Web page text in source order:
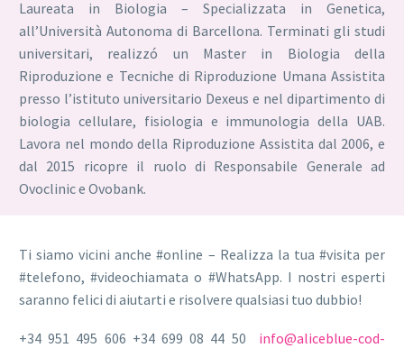
Laureata in Biologia – Specializzata in Genetica,
all’Università Autonoma di Barcellona. Terminati gli studi
universitari, realizzó un Master in Biologia della
Riproduzione e Tecniche di Riproduzione Umana Assistita
presso l’istituto universitario Dexeus e nel dipartimento di
biologia cellulare, fisiologia e immunologia della UAB.
Lavora nel mondo della Riproduzione Assistita dal 2006, e
dal 2015 ricopre il ruolo di Responsabile Generale ad
Ovoclinic e Ovobank.
Ti siamo vicini anche #online – Realizza la tua #visita per
#telefono, #videochiamata o #WhatsApp. I nostri esperti
saranno felici di aiutarti e risolvere qualsiasi tuo dubbio!
+34 951 495 606 +34 699 08 44 50 info@aliceblue-cod-